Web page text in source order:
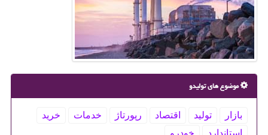
موضوع های تولیدو
بازار تولید اقتصاد رپورتاژ خدمات
خرید
استاندارد
خودرو